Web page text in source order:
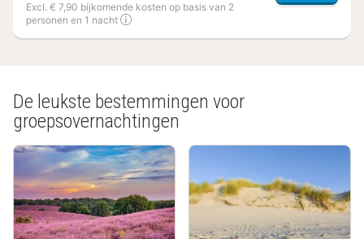
Excl. € 7,90 bijkomende kosten op basis van 2
personen en 1 nacht
De leukste bestemmingen voor
groepsovernachtingen